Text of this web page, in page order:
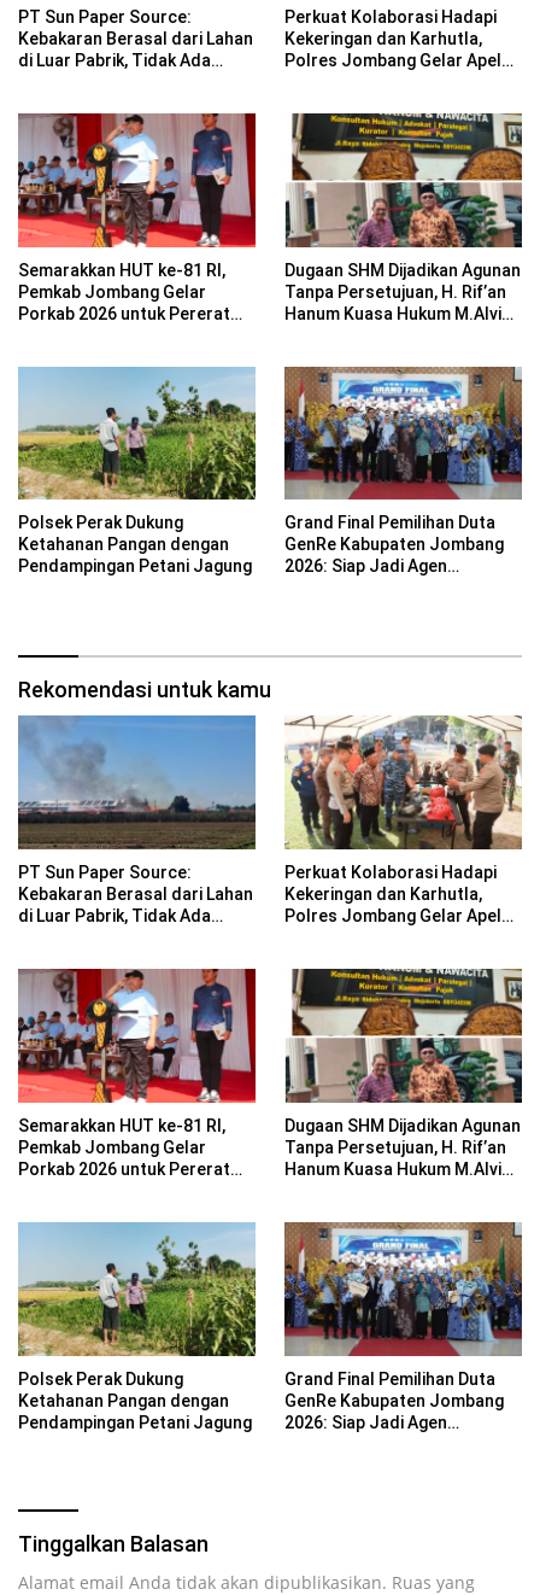
PT Sun Paper Source:
Kebakaran Berasal dari Lahan
di Luar Pabrik, Tidak Ada
Perkuat Kolaborasi Hadapi
Kekeringan dan Karhutla,
Polres Jombang Gelar Apel
Semarakkan HUT ke-81 RI,
Pemkab Jombang Gelar
Porkab 2026 untuk Pererat
Dugaan SHM Dijadikan Agunan
Tanpa Persetujuan, H. Rif’an
Hanum Kuasa Hukum M.Alvin
Polsek Perak Dukung
Ketahanan Pangan dengan
Pendampingan Petani Jagung
Grand Final Pemilihan Duta
GenRe Kabupaten Jombang
2026: Siap Jadi Agen
Rekomendasi untuk kamu
PT Sun Paper Source:
Kebakaran Berasal dari Lahan
di Luar Pabrik, Tidak Ada
Perkuat Kolaborasi Hadapi
Kekeringan dan Karhutla,
Polres Jombang Gelar Apel
Semarakkan HUT ke-81 RI,
Pemkab Jombang Gelar
Porkab 2026 untuk Pererat
Dugaan SHM Dijadikan Agunan
Tanpa Persetujuan, H. Rif’an
Hanum Kuasa Hukum M.Alvin
Polsek Perak Dukung
Ketahanan Pangan dengan
Pendampingan Petani Jagung
Grand Final Pemilihan Duta
GenRe Kabupaten Jombang
2026: Siap Jadi Agen
Tinggalkan Balasan
Alamat email Anda tidak akan dipublikasikan. Ruas yang